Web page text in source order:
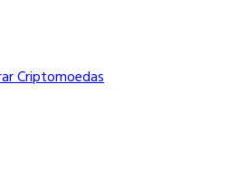
Criptomoedas